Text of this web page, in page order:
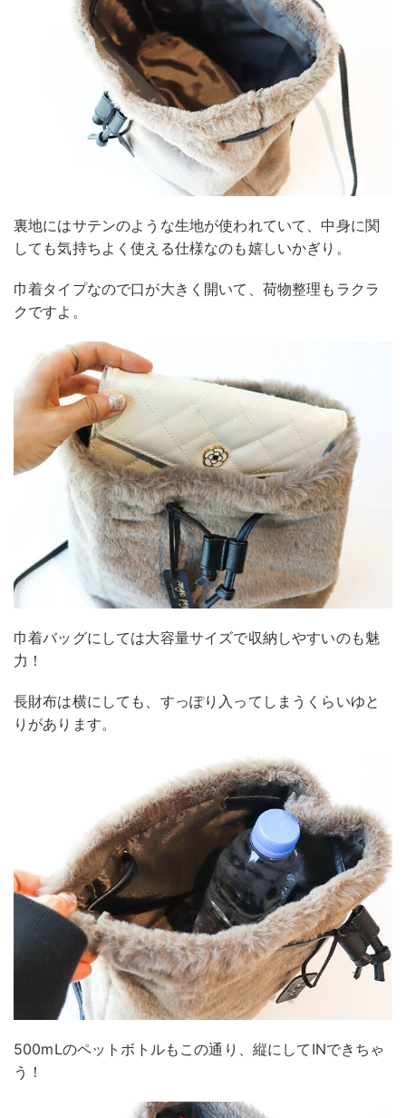
裏地にはサテンのような生地が使われていて、中身に関
しても気持ちよく使える仕様なのも嬉しいかぎり。
巾着タイプなので口が大きく開いて、荷物整理もラクラ
クですよ。
巾着バッグにしては大容量サイズで収納しやすいのも魅
力！
長財布は横にしても、すっぽり入ってしまうくらいゆと
りがあります。
500mLのペットボトルもこの通り、縦にしてINできちゃ
う！